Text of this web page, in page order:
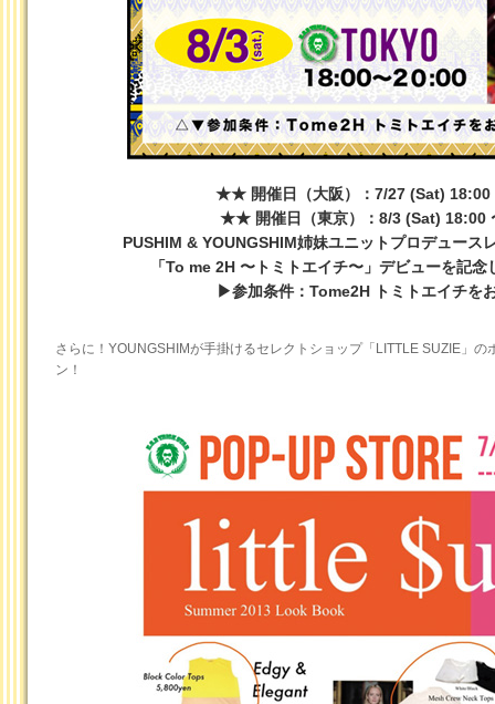
★★ 開催日（大阪）：7/27 (Sat)
★★ 開催日（東京）：8/3 (Sat)
PUSHIM & YOUNGSHIM姉妹ユニットプロデュース
「To me 2H 〜トミトエイチ〜」デビューを記
▶参加条件：Tome2H トミトエイチを
さらに！YOUNGSHIMが手掛けるセレクトショップ「LITTLE SUZIE」
ン！